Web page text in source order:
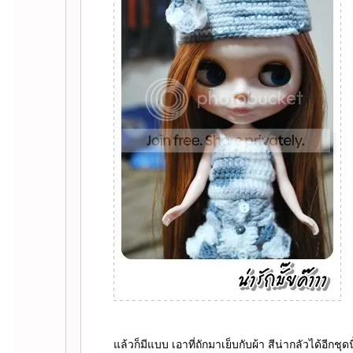
ล้วก็มีแบบ เอาที่ถักมาเย็บกับผ้า สีน่ากลัวได้อีกชุด